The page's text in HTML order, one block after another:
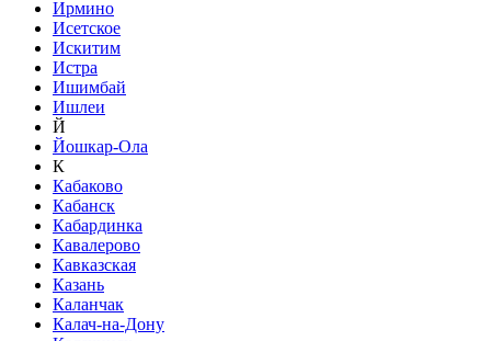
Ирмино
Исетское
Искитим
Истра
Ишимбай
Ишлеи
Й
Йошкар-Ола
К
Кабаково
Кабанск
Кабардинка
Кавалерово
Кавказская
Казань
Каланчак
Калач-на-Дону